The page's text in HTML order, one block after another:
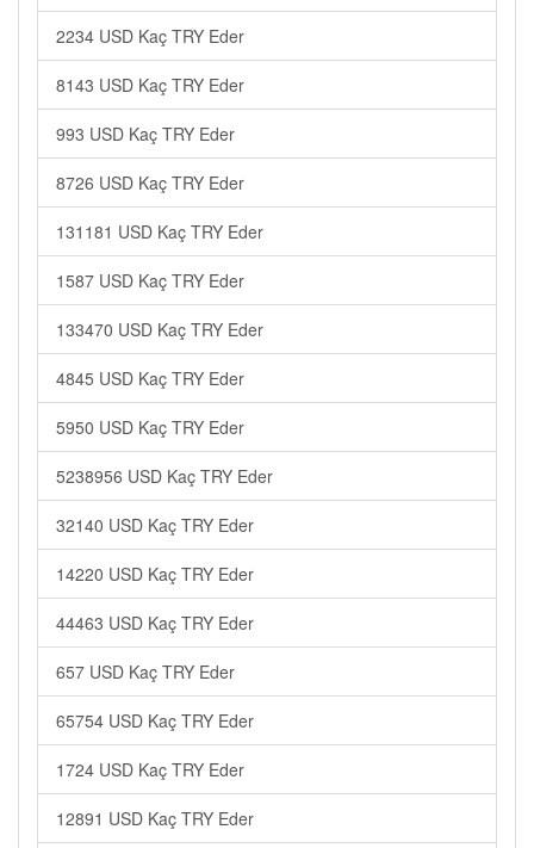
2234 USD Kaç TRY Eder
8143 USD Kaç TRY Eder
993 USD Kaç TRY Eder
8726 USD Kaç TRY Eder
131181 USD Kaç TRY Eder
1587 USD Kaç TRY Eder
133470 USD Kaç TRY Eder
4845 USD Kaç TRY Eder
5950 USD Kaç TRY Eder
5238956 USD Kaç TRY Eder
32140 USD Kaç TRY Eder
14220 USD Kaç TRY Eder
44463 USD Kaç TRY Eder
657 USD Kaç TRY Eder
65754 USD Kaç TRY Eder
1724 USD Kaç TRY Eder
12891 USD Kaç TRY Eder